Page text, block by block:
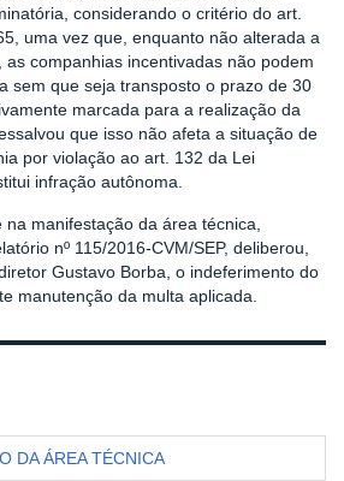
considerando o critério do art.
uma vez que, enquanto não alterada a
companhias incentivadas não podem
sem que seja transposto o prazo de 30
marcada para a realização da
que isso não afeta a situação de
por violação ao art. 132 da Lei
infração autônoma.
manifestação da área técnica,
nº 115/2016-CVM/SEP, deliberou,
Gustavo Borba, o indeferimento do
manutenção da multa aplicada.
DA ÁREA TÉCNICA